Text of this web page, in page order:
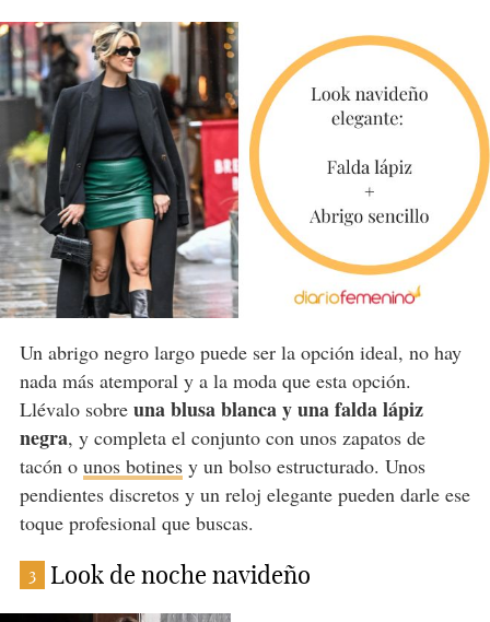
Un abrigo negro largo puede ser la opción ideal, no hay
nada más atemporal y a la moda que esta opción.
Llévalo sobre una blusa blanca y una falda lápiz
negra, y completa el conjunto con unos zapatos de
tacón o unos botinesy un bolso estructurado. Unos
pendientes discretos y un reloj elegante pueden darle ese
toque profesional que buscas.
3 Look de noche navideño